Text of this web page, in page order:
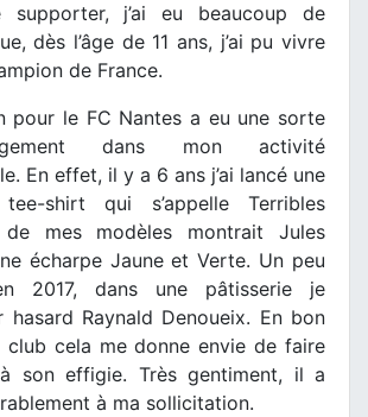
j’ai eu beaucoup de
dès l’âge de 11 ans, j’ai pu vivre
de France.
pour le FC Nantes a eu une sorte
dans mon activité
En effet, il y a 6 ans j’ai lancé une
shirt qui s’appelle Terribles
de mes modèles montrait Jules
écharpe Jaune et Verte. Un peu
2017, dans une pâtisserie je
hasard Raynald Denoueix. En bon
club cela me donne envie de faire
son effigie. Très gentiment, il a
à ma sollicitation.